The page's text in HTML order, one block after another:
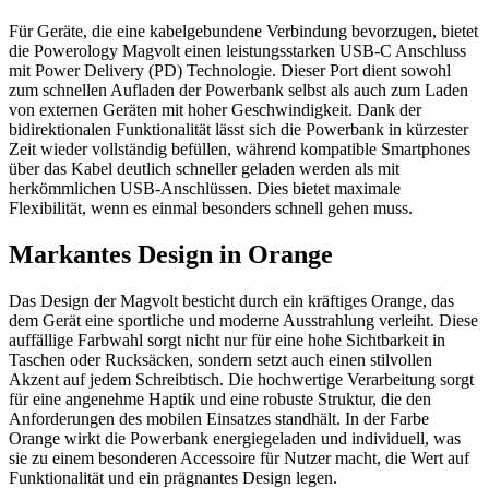
Für Geräte, die eine kabelgebundene Verbindung bevorzugen, bietet
die Powerology Magvolt einen leistungsstarken USB-C Anschluss
mit Power Delivery (PD) Technologie. Dieser Port dient sowohl
zum schnellen Aufladen der Powerbank selbst als auch zum Laden
von externen Geräten mit hoher Geschwindigkeit. Dank der
bidirektionalen Funktionalität lässt sich die Powerbank in kürzester
Zeit wieder vollständig befüllen, während kompatible Smartphones
über das Kabel deutlich schneller geladen werden als mit
herkömmlichen USB-Anschlüssen. Dies bietet maximale
Flexibilität, wenn es einmal besonders schnell gehen muss.
Markantes Design in Orange
Das Design der Magvolt besticht durch ein kräftiges Orange, das
dem Gerät eine sportliche und moderne Ausstrahlung verleiht. Diese
auffällige Farbwahl sorgt nicht nur für eine hohe Sichtbarkeit in
Taschen oder Rucksäcken, sondern setzt auch einen stilvollen
Akzent auf jedem Schreibtisch. Die hochwertige Verarbeitung sorgt
für eine angenehme Haptik und eine robuste Struktur, die den
Anforderungen des mobilen Einsatzes standhält. In der Farbe
Orange wirkt die Powerbank energiegeladen und individuell, was
sie zu einem besonderen Accessoire für Nutzer macht, die Wert auf
Funktionalität und ein prägnantes Design legen.